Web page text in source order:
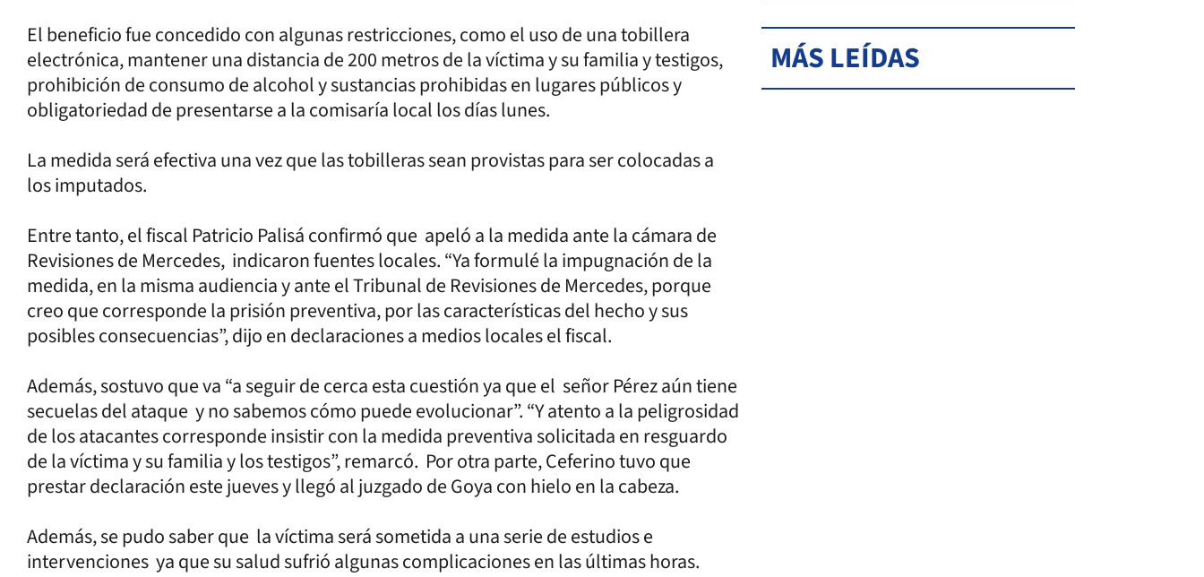
El beneficio fue concedido con algunas restricciones, como el uso de una tobillera
electrónica, mantener una distancia de 200 metros de la víctima y su familia y testigos,
prohibición de consumo de alcohol y sustancias prohibidas en lugares públicos y
obligatoriedad de presentarse a la comisaría local los días lunes.
La medida será efectiva una vez que las tobilleras sean provistas para ser colocadas a
los imputados.
Entre tanto, el fiscal Patricio Palisá confirmó que apeló a la medida ante la cámara de
Revisiones de Mercedes, indicaron fuentes locales. “Ya formulé la impugnación de la
medida, en la misma audiencia y ante el Tribunal de Revisiones de Mercedes, porque
creo que corresponde la prisión preventiva, por las características del hecho y sus
posibles consecuencias”, dijo en declaraciones a medios locales el fiscal.
Además, sostuvo que va “a seguir de cerca esta cuestión ya que el señor Pérez aún tiene
secuelas del ataque y no sabemos cómo puede evolucionar”. “Y atento a la peligrosidad
de los atacantes corresponde insistir con la medida preventiva solicitada en resguardo
de la víctima y su familia y los testigos”, remarcó. Por otra parte, Ceferino tuvo que
prestar declaración este jueves y llegó al juzgado de Goya con hielo en la cabeza.
Además, se pudo saber que la víctima será sometida a una serie de estudios e
intervenciones ya que su salud sufrió algunas complicaciones en las últimas horas.
MÁS LEÍDAS